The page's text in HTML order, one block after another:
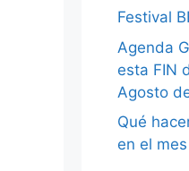
Festival
Agenda
esta FIN
Agosto
Qué
en el